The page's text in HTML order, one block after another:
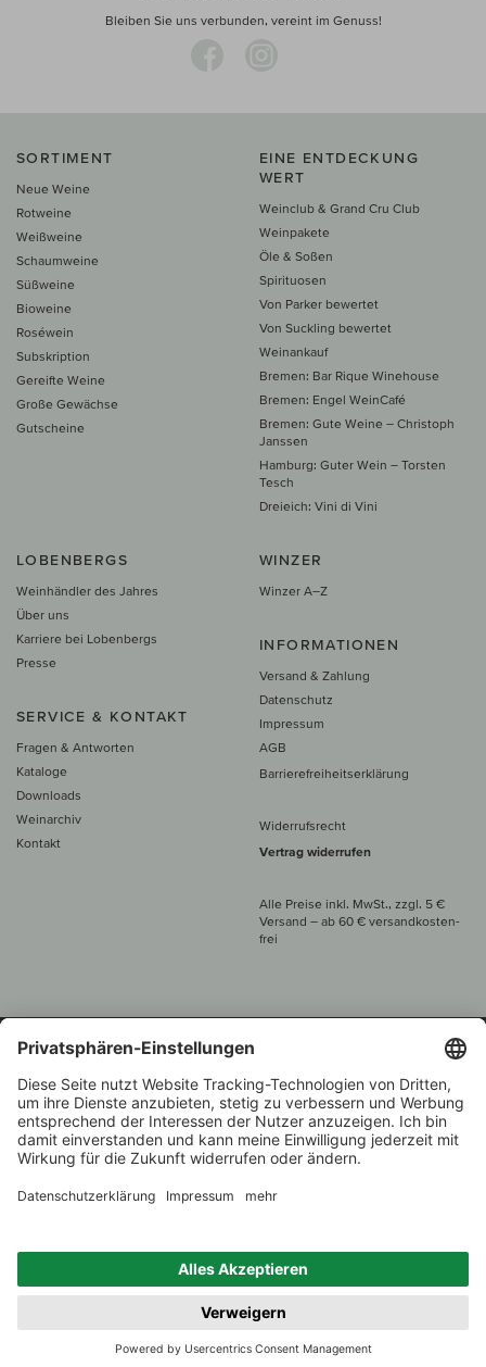
Bleiben Sie uns verbunden, vereint im Genuss!
SORTIMENT
Neue Weine
Rotweine
Weißweine
Schaumweine
Süßweine
Bioweine
Roséwein
Subskription
Gereifte Weine
Große Gewächse
Gutscheine
EINE ENTDECKUNG
WERT
Weinclub & Grand Cru Club
Weinpakete
Öle & Soßen
Spirituosen
Von Parker bewertet
Von Suckling bewertet
Weinankauf
Bremen: Bar Rique Winehouse
Bremen: Engel WeinCafé
Bremen: Gute Weine – Christoph
Janssen
Hamburg: Guter Wein – Torsten
Tesch
Dreieich: Vini di Vini
LOBENBERGS
Weinhändler des Jahres
Über uns
Karriere bei Lobenbergs
Presse
SERVICE & KONTAKT
Fragen & Antworten
Kataloge
Downloads
Weinarchiv
Kontakt
WINZER
Winzer A–Z
INFORMATIONEN
Versand & Zahlung
Datenschutz
Impressum
AGB
Barrierefreiheitserklärung
Widerrufsrecht
Vertrag widerrufen
Alle Preise inkl. MwSt., zzgl. 5 €
Versand – ab 60 € versand­kosten­
frei
Beratung unter
+49 421 696 797-0
1.000 Winzer –
Über 7.000 Weine
Weinhändler
des Jahres 2022